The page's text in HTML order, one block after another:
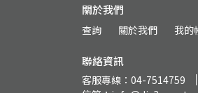
關於我們
查詢 關於我們 我的
聯絡資訊
客服專線：04-7514759